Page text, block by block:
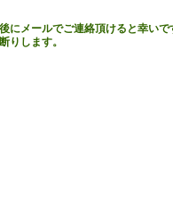
にメールでご連絡頂けると幸いで
りします。